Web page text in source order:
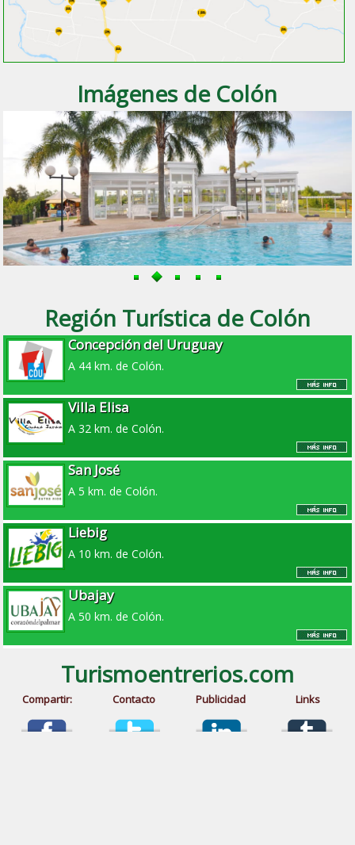
Imágenes de Colón
Región Turística de Colón
Concepción del Uruguay
A 44 km. de Colón.
Villa Elisa
A 32 km. de Colón.
San José
A 5 km. de Colón.
Liebig
A 10 km. de Colón.
Ubajay
A 50 km. de Colón.
Turismoentrerios.com
Compartir: Contacto Publicidad Links